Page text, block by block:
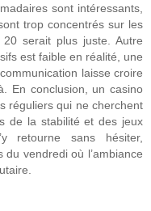
sont intéressants,
trop concentrés sur les
serait plus juste. Autre
est faible en réalité, une
laisse croire
En conclusion, un casino
réguliers qui ne cherchent
de la stabilité et des jeux
retourne sans hésiter,
vendredi où l’ambiance